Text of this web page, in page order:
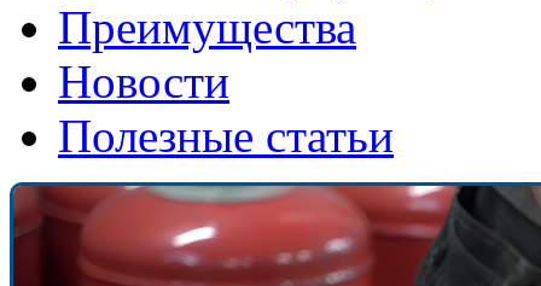
Преимущества
Новости
Полезные статьи